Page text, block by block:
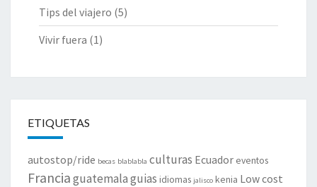
Tips del viajero (5)
Vivir fuera (1)
ETIQUETAS
autostop/ride becas blablabla culturas Ecuador eventos
Franciaguatemalaguias idiomas jalisco kenia Low cost